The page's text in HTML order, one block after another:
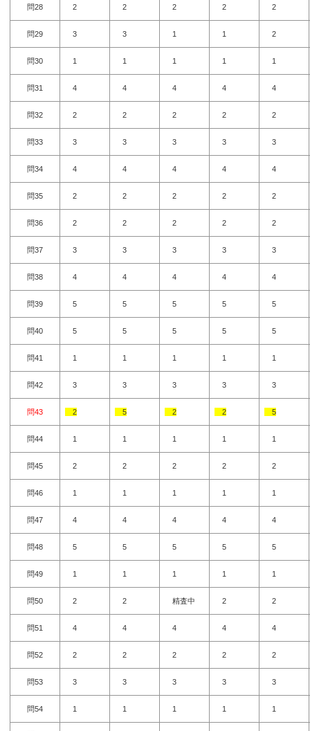
問28 2 2 2 2 2
問29 3 3 1 1 2
問30 1 1 1 1 1
問31 4 4 4 4 4
問32 2 2 2 2 2
問33 3 3 3 3 3
問34 4 4 4 4 4
問35 2 2 2 2 2
問36 2 2 2 2 2
問37 3 3 3 3 3
問38 4 4 4 4 4
問39 5 5 5 5 5
問40 5 5 5 5 5
問41 1 1 1 1 1
問42 3 3 3 3 3
問43 2 5 2 2 5
問44 1 1 1 1 1
問45 2 2 2 2 2
問46 1 1 1 1 1
問47 4 4 4 4 4
問48 5 5 5 5 5
問49 1 1 1 1 1
問50 2 2 精査中 2 2
問51 4 4 4 4 4
問52 2 2 2 2 2
問53 3 3 3 3 3
問54 1 1 1 1 1